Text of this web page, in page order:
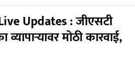
Updates : जीएसटी
मोठी कारवाई,